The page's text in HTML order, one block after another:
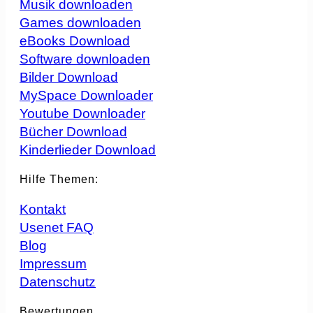
Musik downloaden
Games downloaden
eBooks Download
Software downloaden
Bilder Download
MySpace Downloader
Youtube Downloader
Bücher Download
Kinderlieder Download
Hilfe Themen:
Kontakt
Usenet FAQ
Blog
Impressum
Datenschutz